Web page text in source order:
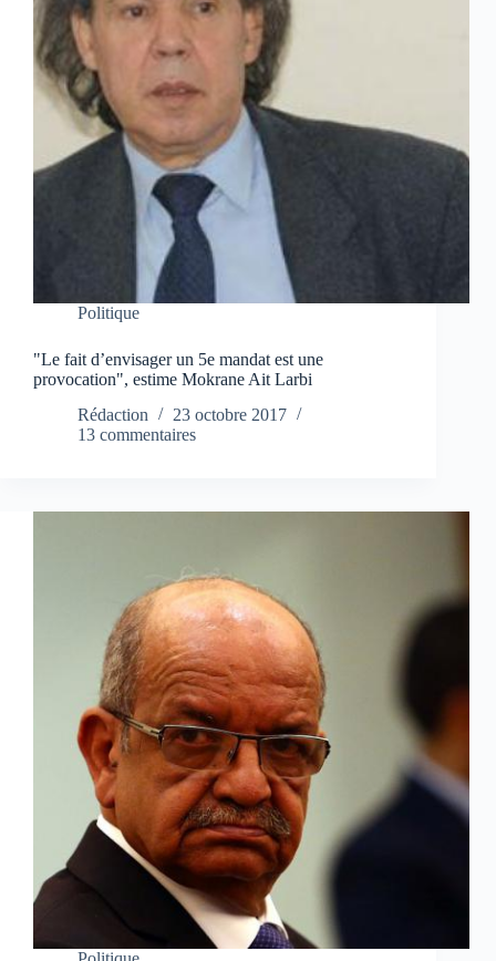
Politique
"Le fait d’envisager un 5e mandat est une
provocation", estime Mokrane Ait Larbi
Rédaction
23 octobre 2017
13 commentaires